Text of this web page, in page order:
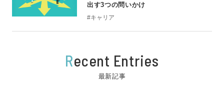
出す3つの問いかけ
#キャリア
Recent Entries
最新記事